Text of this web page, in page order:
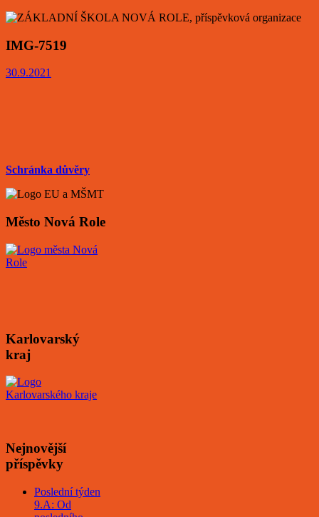
IMG-7519
30.9.2021
Schránka důvěry
Město Nová Role
Karlovarský
kraj
Nejnovější
příspěvky
Poslední týden
9.A: Od